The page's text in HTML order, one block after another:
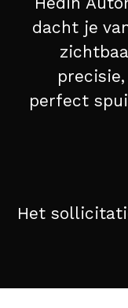
dacht je
perfect
Het